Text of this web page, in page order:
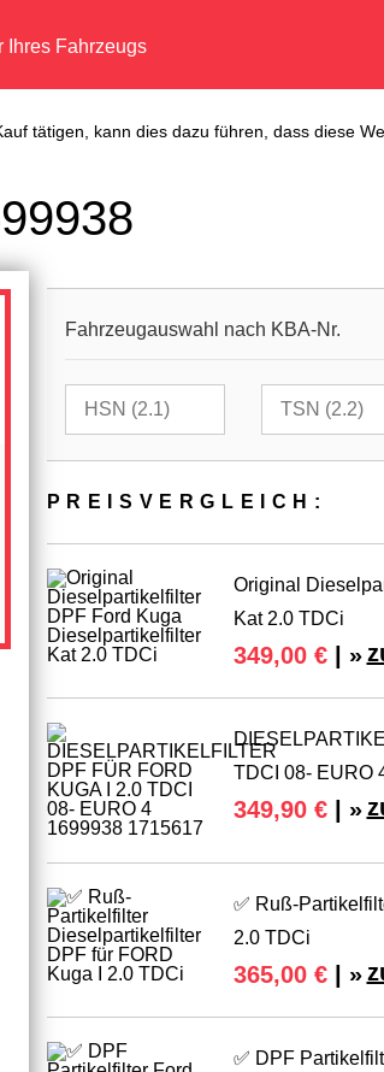
Ihres Fahrzeugs
tätigen, kann dies dazu führen, dass diese
Fahrzeugauswahl nach KBA-Nr.
PREIS­VER­GLEICH:
Original
Kat 2.0 TDCi
349,00 €| »
TDCI 08- EURO
349,90 €| »
✅ Ruß-
2.0 TDCi
365,00 €| »
✅ DPF